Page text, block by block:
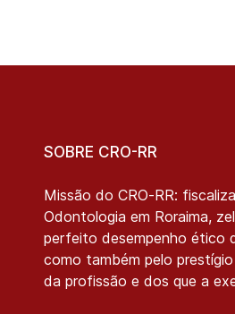
SOBRE CRO-RR
Missão do CRO-RR:
Odontologia em Roraima,
perfeito desempenho ético
como também pelo
da profissão e dos que a